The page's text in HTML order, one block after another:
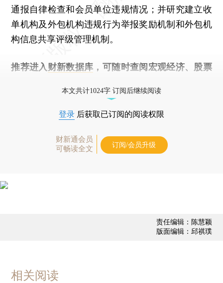
通报自律检查和会员单位违规情况；并研究建立收
单机构及外包机构违规行为举报奖励机制和外包机
构信息共享评级管理机制。
推荐进入 财新数据库 ，可随时查阅宏观经济、股票
本文共计1024字 订阅后继续阅读
登录 后获取已订阅的阅读权限
财新通会员
可畅读全文
订阅/会员升级
责任编辑：陈慧颖
版面编辑：邱祺璞
相关阅读